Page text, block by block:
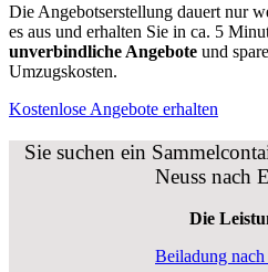
Die Angebotserstellung dauert nur
es aus und erhalten Sie in ca. 5
unverbindliche Angebote und
Umzugskosten.
Kostenlose Angebote erhalten
Sie suchen ein
Neuss nach
Die
Beiladung nach